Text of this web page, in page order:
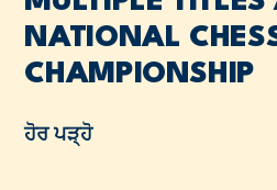
NATIONAL
CHAMPIONSHIP
ਹੋਰ ਪੜ੍ਹੋ